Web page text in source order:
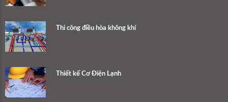
Thi công điều hòa không khí
Thiết kế Cơ Điện Lạnh